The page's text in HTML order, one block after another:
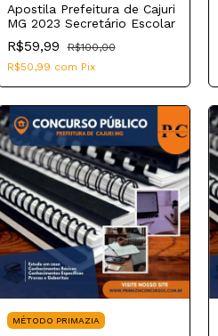
Apostila Prefeitura de Cajuri
MG 2023 Secretário Escolar
R$59,99
R$100,00
R$50,99 com Pix
MÉTODO PRIMAZIA